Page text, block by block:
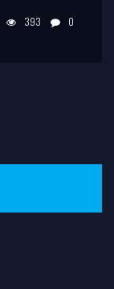
393 0